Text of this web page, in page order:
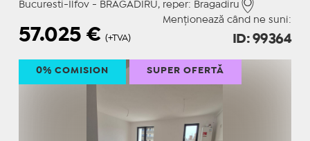
Bucuresti-Ilfov - BRAGADIRU, reper: Bragadiru
Menționează când ne suni:
57.025€ (+TVA) ID: 99364
0% COMISION SUPER OFERTĂ